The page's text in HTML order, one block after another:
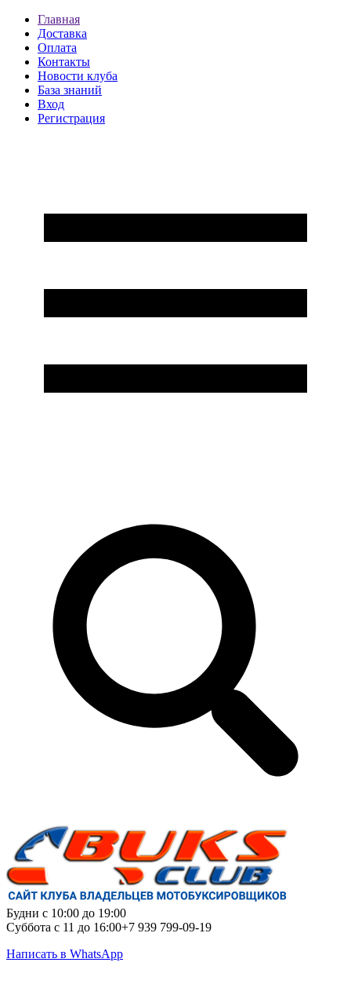
Главная
Доставка
Оплата
Контакты
Новости клуба
База знаний
Вход
Регистрация
Будни с 10:00 до 19:00
Суббота с 11 до 16:00+7 939 799-09-19
Написать в WhatsApp